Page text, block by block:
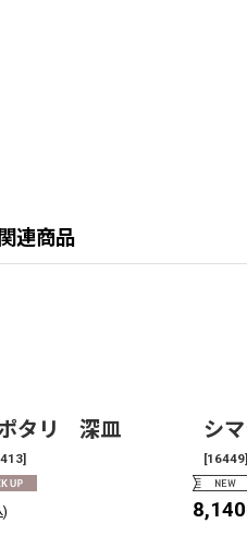
関連商品
タリ 深皿
]
)
シ
[16449]
8,140